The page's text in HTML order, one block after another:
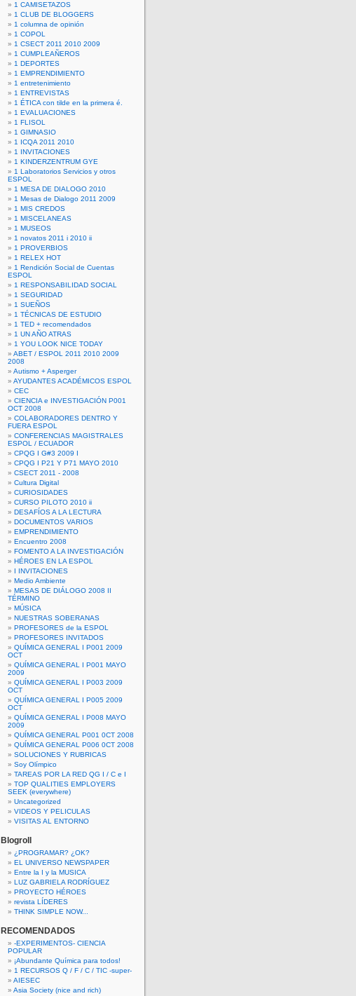
1 CAMISETAZOS
1 CLUB DE BLOGGERS
1 columna de opinión
1 COPOL
1 CSECT 2011 2010 2009
1 CUMPLEAÑEROS
1 DEPORTES
1 EMPRENDIMIENTO
1 entretenimiento
1 ENTREVISTAS
1 ÉTICA con tilde en la primera é.
1 EVALUACIONES
1 FLISOL
1 GIMNASIO
1 ICQA 2011 2010
1 INVITACIONES
1 KINDERZENTRUM GYE
1 Laboratorios Servicios y otros
ESPOL
1 MESA DE DIALOGO 2010
1 Mesas de Dialogo 2011 2009
1 MIS CREDOS
1 MISCELANEAS
1 MUSEOS
1 novatos 2011 i 2010 ii
1 PROVERBIOS
1 RELEX HOT
1 Rendición Social de Cuentas
ESPOL
1 RESPONSABILIDAD SOCIAL
1 SEGURIDAD
1 SUEÑOS
1 TÉCNICAS DE ESTUDIO
1 TED + recomendados
1 UN AÑO ATRAS
1 YOU LOOK NICE TODAY
ABET / ESPOL 2011 2010 2009
2008
Autismo + Asperger
AYUDANTES ACADÉMICOS ESPOL
CEC
CIENCIA e INVESTIGACIÓN P001
OCT 2008
COLABORADORES DENTRO Y
FUERA ESPOL
CONFERENCIAS MAGISTRALES
ESPOL / ECUADOR
CPQG I G#3 2009 I
CPQG I P21 Y P71 MAYO 2010
CSECT 2011 - 2008
Cultura Digital
CURIOSIDADES
CURSO PILOTO 2010 ii
DESAFÍOS A LA LECTURA
DOCUMENTOS VARIOS
EMPRENDIMIENTO
Encuentro 2008
FOMENTO A LA INVESTIGACIÓN
HÉROES EN LA ESPOL
I INVITACIONES
Medio Ambiente
MESAS DE DIÁLOGO 2008 II
TÉRMINO
MÚSICA
NUESTRAS SOBERANAS
PROFESORES de la ESPOL
PROFESORES INVITADOS
QUÍMICA GENERAL I P001 2009
OCT
QUÍMICA GENERAL I P001 MAYO
2009
QUÍMICA GENERAL I P003 2009
OCT
QUÍMICA GENERAL I P005 2009
OCT
QUÍMICA GENERAL I P008 MAYO
2009
QUÍMICA GENERAL P001 0CT 2008
QUÍMICA GENERAL P006 0CT 2008
SOLUCIONES Y RUBRICAS
Soy Olímpico
TAREAS POR LA RED QG I / C e I
TOP QUALITIES EMPLOYERS
SEEK (everywhere)
Uncategorized
VIDEOS Y PELICULAS
VISITAS AL ENTORNO
Blogroll
¿PROGRAMAR? ¿OK?
EL UNIVERSO NEWSPAPER
Entre la I y la MUSICA
LUZ GABRIELA RODRÍGUEZ
PROYECTO HÉROES
revista LÍDERES
THINK SIMPLE NOW...
RECOMENDADOS
-EXPERIMENTOS- CIENCIA
POPULAR
¡Abundante Química para todos!
1 RECURSOS Q / F / C / TIC -super-
AIESEC
Asia Society (nice and rich)